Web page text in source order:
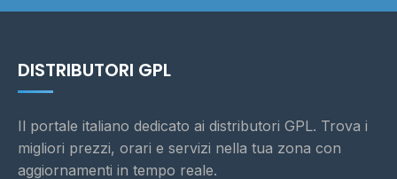
DISTRIBUTORI GPL
Il portale italiano dedicato ai distributori GPL. Trova i
migliori prezzi, orari e servizi nella tua zona con
aggiornamenti in tempo reale.